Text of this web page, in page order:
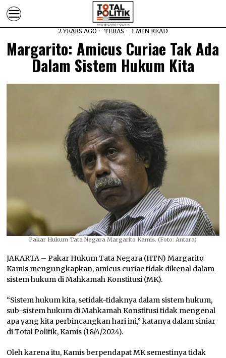
2 YEARS AGO TERAS 1 MIN READ
Margarito: Amicus Curiae Tak Ada
Dalam Sistem Hukum Kita
Pakar Hukum Tata Negara Margarito Kamis. (Foto: Antara)
JAKARTA – Pakar Hukum Tata Negara (HTN) Margarito
Kamis mengungkapkan, amicus curiae tidak dikenal dalam
sistem hukum di Mahkamah Konstitusi (MK).
“Sistem hukum kita, setidak-tidaknya dalam sistem hukum,
sub-sistem hukum di Mahkamah Konstitusi tidak mengenal
apa yang kita perbincangkan hari ini,” katanya dalam siniar
di Total Politik, Kamis (18/4/2024).
Oleh karena itu, Kamis berpendapat MK semestinya tidak